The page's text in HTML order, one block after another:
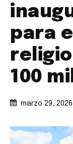
para
100
marzo 29, 2026